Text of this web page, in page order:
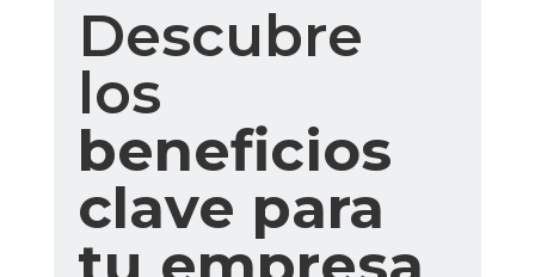
Descubre
los
beneficios
clave para